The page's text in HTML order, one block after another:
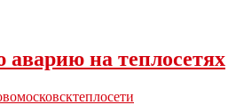
на теплосетях
теплосети